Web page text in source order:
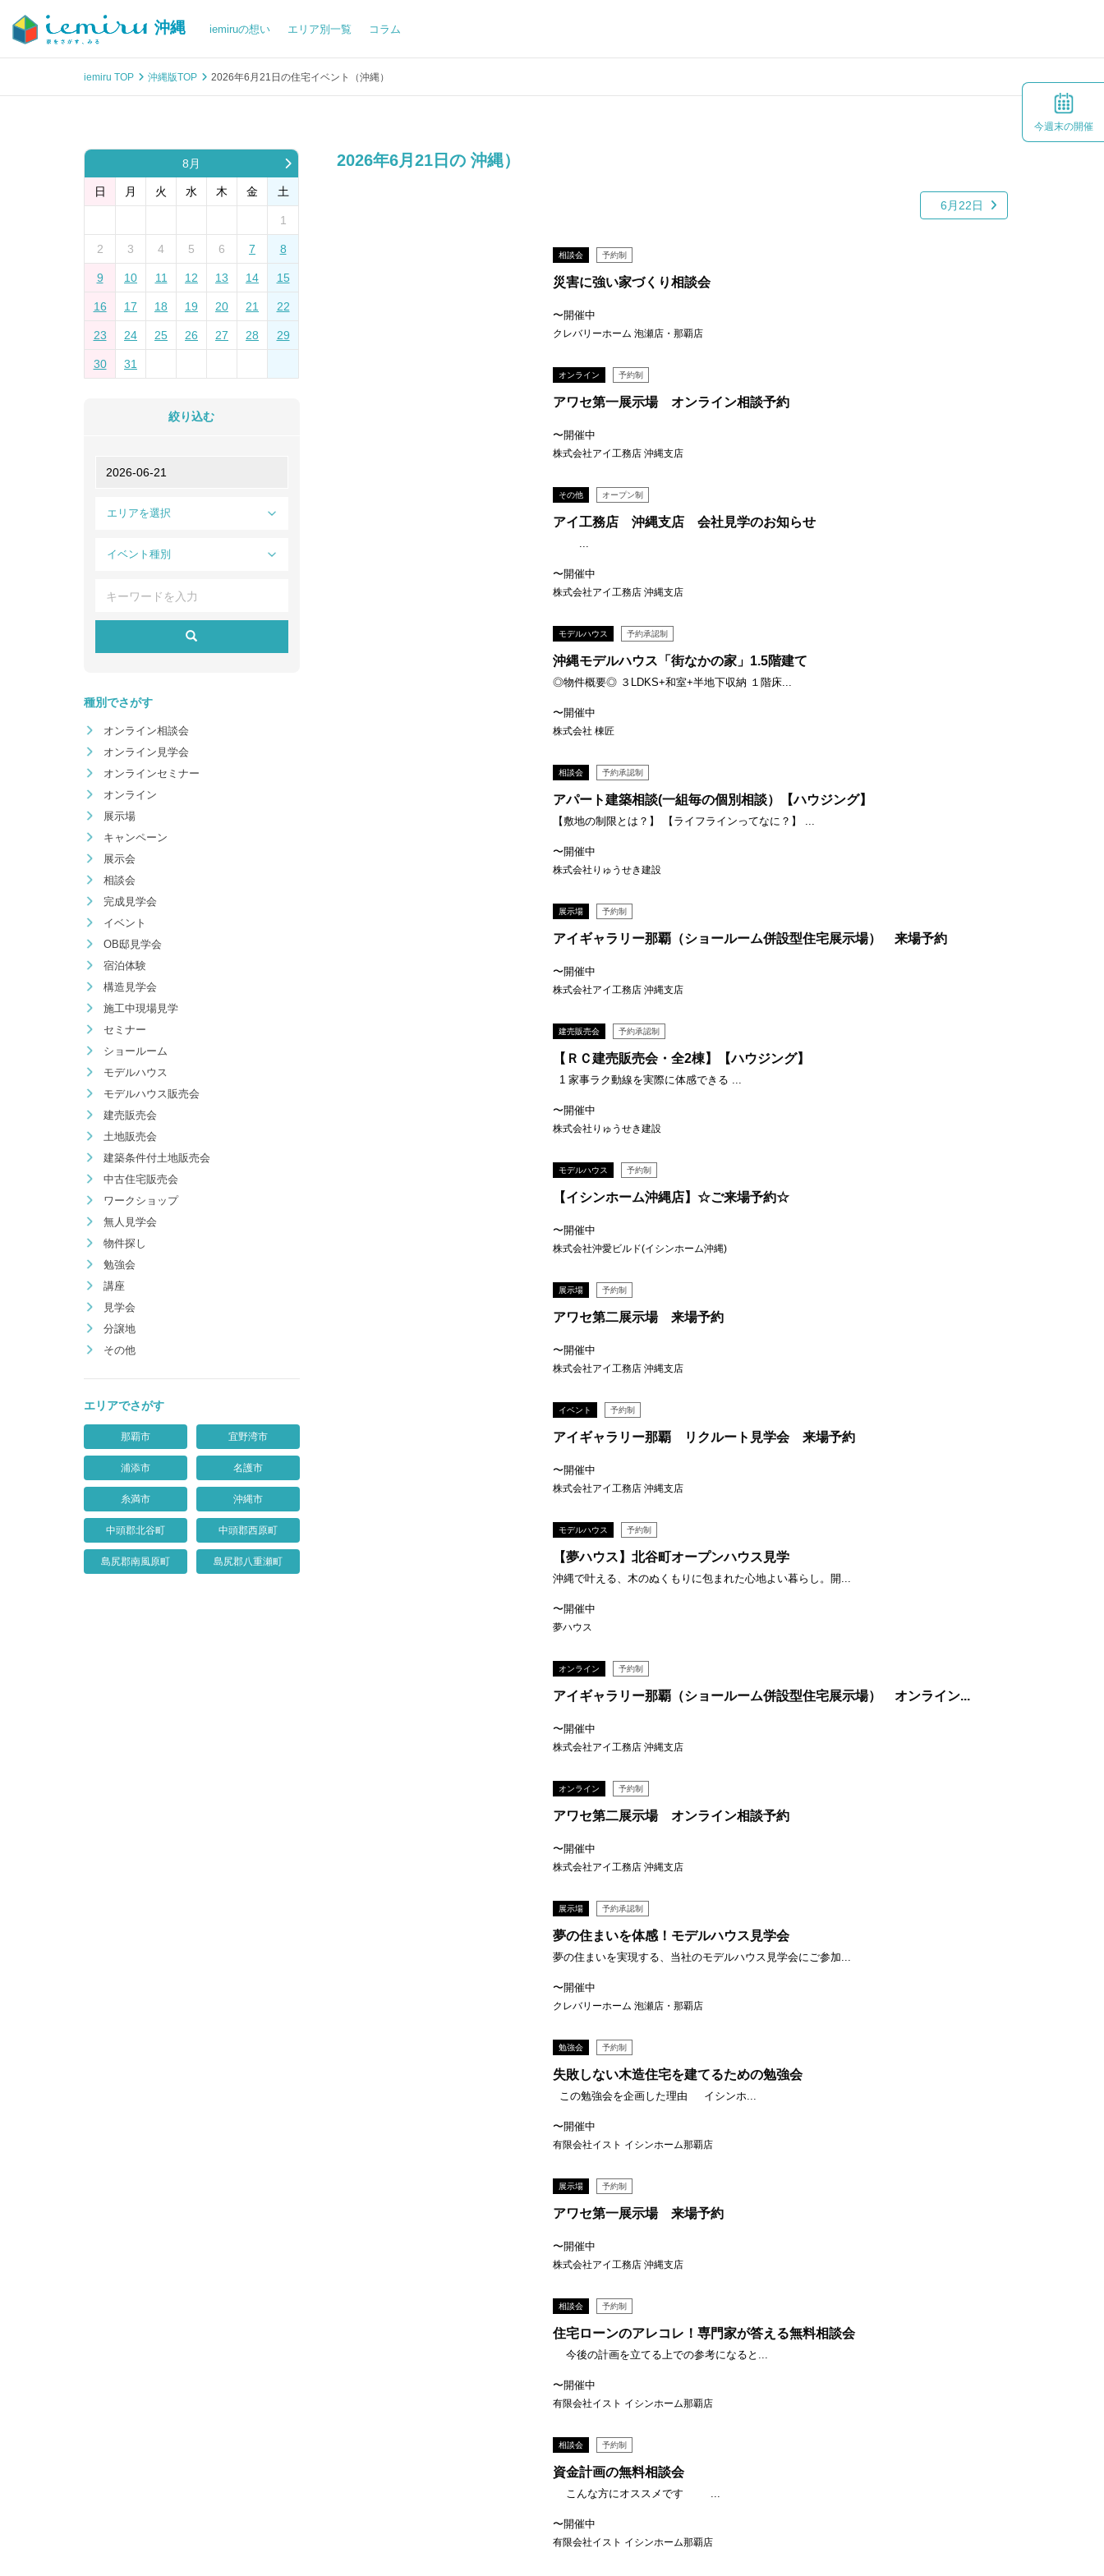
沖縄 iemiruの想い エリア別一覧 コラム
iemiru TOP 沖縄版TOP 2026年6月21日の住宅イベント（沖縄）
2026年6月21日の 沖縄）
6月22日
相談会 予約制
災害に強い家づくり相談会
〜開催中
クレバリーホーム 泡瀬店・那覇店
オンライン 予約制
アワセ第一展示場 オンライン相談予約
〜開催中
株式会社アイ工務店 沖縄支店
その他 オープン制
アイ工務店 沖縄支店 会社見学のお知らせ
...
〜開催中
株式会社アイ工務店 沖縄支店
モデルハウス 予約承認制
沖縄モデルハウス「街なかの家」1.5階建て
◎物件概要◎ ３LDKS+和室+半地下収納 １階床...
〜開催中
株式会社 棟匠
相談会 予約承認制
アパート建築相談(一組毎の個別相談）【ハウジング】
【敷地の制限とは？】 【ライフラインってなに？】 ...
〜開催中
株式会社りゅうせき建設
展示場 予約制
アイギャラリー那覇（ショールーム併設型住宅展示場） 来場予約
〜開催中
株式会社アイ工務店 沖縄支店
建売販売会 予約承認制
【ＲＣ建売販売会・全2棟】【ハウジング】
1 家事ラク動線を実際に体感できる ...
〜開催中
株式会社りゅうせき建設
モデルハウス 予約制
【イシンホーム沖縄店】☆ご来場予約☆
〜開催中
株式会社沖愛ビルド(イシンホーム沖縄)
展示場 予約制
アワセ第二展示場 来場予約
〜開催中
株式会社アイ工務店 沖縄支店
イベント 予約制
アイギャラリー那覇 リクルート見学会 来場予約
〜開催中
株式会社アイ工務店 沖縄支店
モデルハウス 予約制
【夢ハウス】北谷町オープンハウス見学
沖縄で叶える、木のぬくもりに包まれた心地よい暮らし。開...
〜開催中
夢ハウス
オンライン 予約制
アイギャラリー那覇（ショールーム併設型住宅展示場） オンライン...
〜開催中
株式会社アイ工務店 沖縄支店
オンライン 予約制
アワセ第二展示場 オンライン相談予約
〜開催中
株式会社アイ工務店 沖縄支店
展示場 予約承認制
夢の住まいを体感！モデルハウス見学会
夢の住まいを実現する、当社のモデルハウス見学会にご参加...
〜開催中
クレバリーホーム 泡瀬店・那覇店
勉強会 予約制
失敗しない木造住宅を建てるための勉強会
この勉強会を企画した理由 イシンホ...
〜開催中
有限会社イスト イシンホーム那覇店
展示場 予約制
アワセ第一展示場 来場予約
〜開催中
株式会社アイ工務店 沖縄支店
相談会 予約制
住宅ローンのアレコレ！専門家が答える無料相談会
今後の計画を立てる上での参考になると...
〜開催中
有限会社イスト イシンホーム那覇店
相談会 予約制
資金計画の無料相談会
こんな方にオススメです ...
〜開催中
有限会社イスト イシンホーム那覇店
今週末の開催
8月
日 月 火 水 木 金 土
1
2 3 4 5 6 7 8
9 10 11 12 13 14 15
16 17 18 19 20 21 22
23 24 25 26 27 28 29
30 31
絞り込む
エリアを選択
イベント種別
種別でさがす
オンライン相談会
オンライン見学会
オンラインセミナー
オンライン
展示場
キャンペーン
展示会
相談会
完成見学会
イベント
OB邸見学会
宿泊体験
構造見学会
施工中現場見学
セミナー
ショールーム
モデルハウス
モデルハウス販売会
建売販売会
土地販売会
建築条件付土地販売会
中古住宅販売会
ワークショップ
無人見学会
物件探し
勉強会
講座
見学会
分譲地
その他
エリアでさがす
那覇市 宜野湾市
浦添市 名護市
糸満市 沖縄市
中頭郡北谷町 中頭郡西原町
島尻郡南風原町 島尻郡八重瀬町